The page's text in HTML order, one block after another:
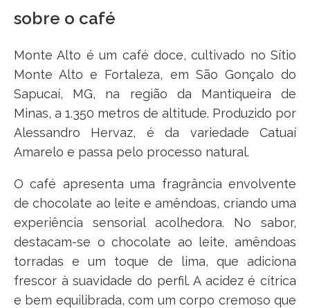
sobre o café
Monte Alto é um café doce, cultivado no Sítio
Monte Alto e Fortaleza, em São Gonçalo do
Sapucaí, MG, na região da Mantiqueira de
Minas, a 1.350 metros de altitude. Produzido por
Alessandro Hervaz, é da variedade Catuaí
Amarelo e passa pelo processo natural.
O café apresenta uma fragrância envolvente
de chocolate ao leite e amêndoas, criando uma
experiência sensorial acolhedora. No sabor,
destacam-se o chocolate ao leite, amêndoas
torradas e um toque de lima, que adiciona
frescor à suavidade do perfil. A acidez é cítrica
e bem equilibrada, com um corpo cremoso que